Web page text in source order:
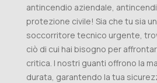
antincendio aziendale,
protezione civile! Sia che tu sia
soccorritore tecnico urgente,
ciò di cui hai bisogno per
critica. I nostri guanti offrono la
durata, garantendo la tua